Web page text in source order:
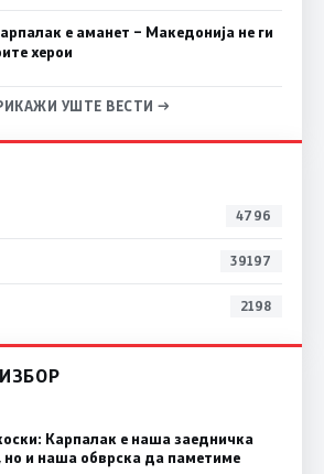
е аманет – Македонија не ги
херои
УШТЕ ВЕСТИ →
4796
39197
2198
Карпалак е наша заедничка
но и наша обврска да паметиме